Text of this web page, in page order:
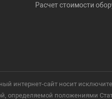
Расчет стоимости
интернет-сайт носит
положениями